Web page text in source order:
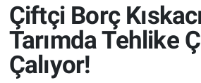
Çiftçi Borç
Tarımda Tehlike
Çalıyor!